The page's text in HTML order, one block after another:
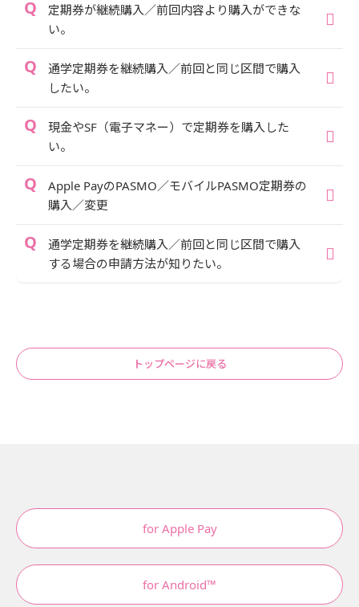
定期券が継続購入／前回内容より購入ができな
い。
通学定期券を継続購入／前回と同じ区間で購入
したい。
現金やSF（電子マネー）で定期券を購入した
い。
Apple PayのPASMO／モバイルPASMO定期券の
購入／変更
通学定期券を継続購入／前回と同じ区間で購入
する場合の申請方法が知りたい。
トップページに戻る
for Apple Pay
for Android™